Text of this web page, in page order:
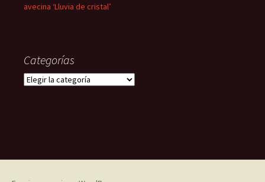
avecina ‘Lluvia de cristal’
Categorías
Categorías